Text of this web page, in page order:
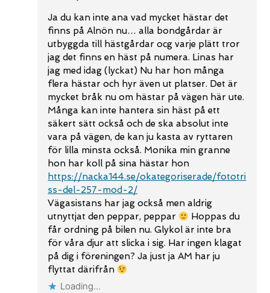
Ja du kan inte ana vad mycket hästar det
finns på Alnön nu… alla bondgårdar är
utbyggda till hästgårdar ocg varje plätt tror
jag det finns en häst på numera. Linas har
jag med idag (lyckat) Nu har hon många
flera hästar och hyr även ut platser. Det är
mycket bråk nu om hästar på vägen här ute.
Många kan inte hantera sin häst på ett
säkert sätt också och de ska absolut inte
vara på vägen, de kan ju kasta av ryttaren
för lilla minsta också. Monika min granne
hon har koll på sina hästar hon
https://nacka144.se/okategoriserade/fototri
ss-del-257-mod-2/
Vägasistans har jag också men aldrig
utnyttjat den peppar, peppar
Hoppas du
får ordning på bilen nu. Glykol är inte bra
för våra djur att slicka i sig. Har ingen klagat
på dig i föreningen? Ja just ja AM har ju
flyttat därifrån
Loading...